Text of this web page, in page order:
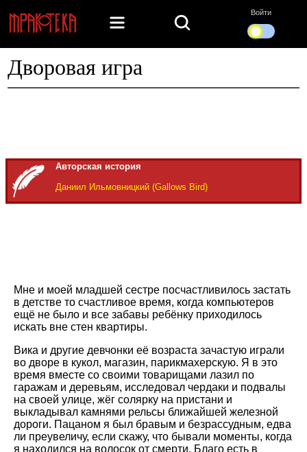
Войти
Дворовая игра
Авторская история
Даниил Ильмовницкий (Gallows Bird)
Мне и моей младшей сестре посчастливилось застать
в детстве то счастливое время, когда компьютеров
ещё не было и все забавы ребёнку приходилось
искать вне стен квартиры.
Вика и другие девчонки её возраста зачастую играли
во дворе в кукол, магазин, парикмахерскую. Я в это
время вместе со своими товарищами лазил по
гаражам и деревьям, исследовал чердаки и подвалы
на своей улице, жёг солярку на пристани и
выкладывал камнями рельсы ближайшей железной
дороги. Пацаном я был бравым и безрассудным, едва
ли преувеличу, если скажу, что бывали моменты, когда
я находился на волосок от смерти. Благо есть в